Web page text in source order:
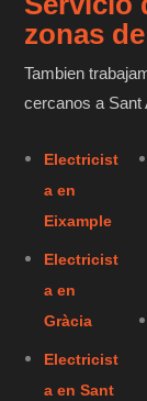
zonas
Tambien
cercanos a Sant
Electricist
a en
Eixample
Electricist
a en
Gràcia
Electricist
a en Sant